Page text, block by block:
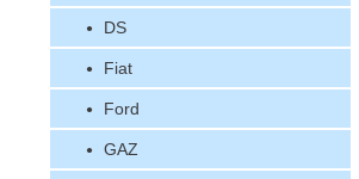
DS
Fiat
Ford
GAZ